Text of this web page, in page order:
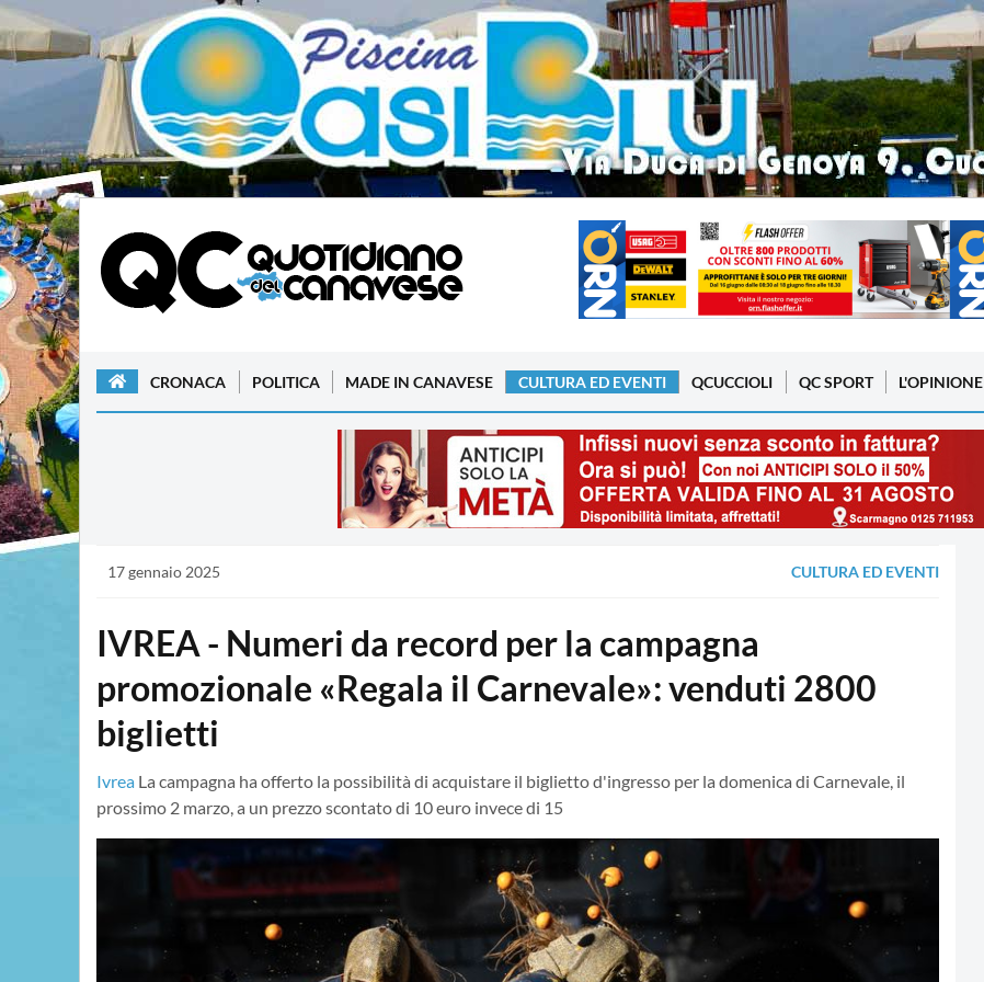
CRONACA POLITICA MADE IN CANAVESE CULTURA ED EVENTI QCUCCIOLI QC SPORT L'OPINIONE
17 gennaio 2025 CULTURA ED EVENTI
IVREA - Numeri da record per la campagna
promozionale «Regala il Carnevale»: venduti 2800
biglietti
Ivrea La campagna ha offerto la possibilità di acquistare il biglietto d'ingresso per la domenica di Carnevale, il
prossimo 2 marzo, a un prezzo scontato di 10 euro invece di 15